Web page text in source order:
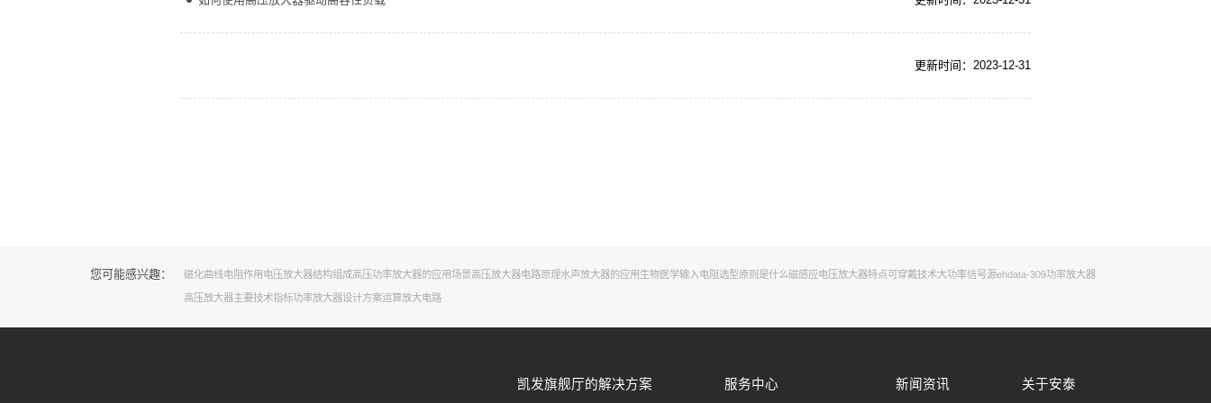
更新时间：2023-12-31
您可能感兴趣： 磁化曲线电阻作用 电压放大器结构组成高压功率放大器的应用场景高压放大器电路原理水声放大器的应用 生物医学输入电阻 选型原则是什么磁感应 电压放大器特点 可穿戴技术大功率信号源ehdata-309功率放大器
高压放大器主要技术指标功率放大器设计方案运算放大电路
凯发旗舰厅的解决方案 服务中心 新闻资讯 关于安泰